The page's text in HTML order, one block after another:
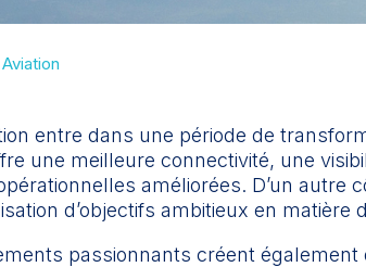
Aviation
entre dans une période de
une meilleure connectivité, une
améliorées. D’un autre
d’objectifs ambitieux en matière
passionnants créent également